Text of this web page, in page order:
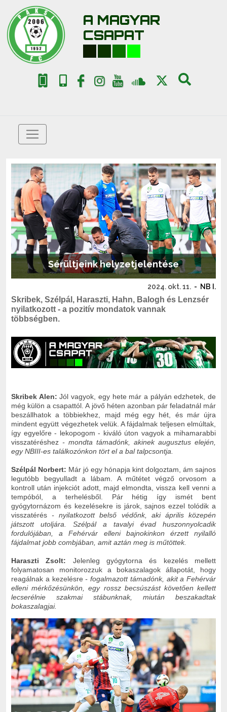
A MAGYAR
CSAPAT
Sérültjeink helyzetjelentése
2024. okt. 11. - NB I.
Skribek, Szélpál, Haraszti, Hahn, Balogh és Lenzsér
nyilatkozott - a pozitív mondatok vannak
többségben.
Skribek Alen: Jól vagyok, egy hete már a pályán edzhetek, de
még külön a csapattól. A jövő héten azonban pár feladatnál már
beszállhatok a többiekhez, majd még egy hét, és már újra
mindent együtt végezhetek velük. A fájdalmak teljesen elmúltak,
így egyelőre - lekopogom - kiváló úton vagyok a mihamarabbi
visszatéréshez - mondta támadónk, akinek augusztus elején,
egy NBIII-es találkozónkon tört el a bal talpcsontja.
Szélpál Norbert: Már jó egy hónapja kint dolgoztam, ám sajnos
legutóbb begyulladt a lábam. A műtétet végző orvosom a
kontroll után injekciót adott, majd elmondta, vissza kell venni a
tempóból, a terhelésből. Pár hétig így ismét bent
gyógytornázom és kezelésekre is járok, sajnos ezzel tolódik a
visszatérés- nyilatkozott belső védőnk, aki április közepén
játszott utoljára. Szélpál a tavalyi évad huszonnyolcadik
fordulójában, a Fehérvár elleni bajnokinkon érzett nyilalló
fájdalmat jobb combjában, amit aztán meg is műtöttek.
Haraszti Zsolt: Jelenleg gyógytorna és kezelés mellett
folyamatosan monitorozzuk a bokaszalagok állapotát, hogy
reagálnak a kezelésre- fogalmazott támadónk, akit a Fehérvár
elleni mérkőzésünkön, egy rossz becsúszást követően kellett
lecserélnie szakmai stábunknak, miután beszakadtak
bokaszalagjai.